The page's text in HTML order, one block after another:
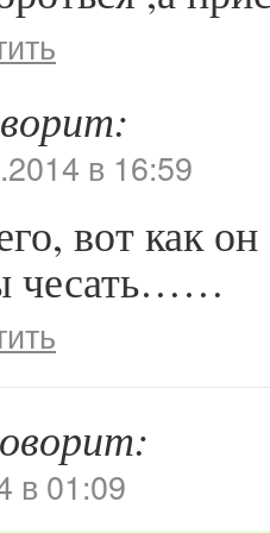
в 16:59
вот как он
чесать……
в 01:09